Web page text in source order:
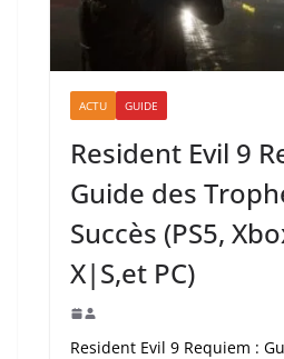
ACTU GUIDE
Resident Evil 9
Guide des
Succès (PS5,
X|S,et PC)
Resident Evil 9 Requiem :